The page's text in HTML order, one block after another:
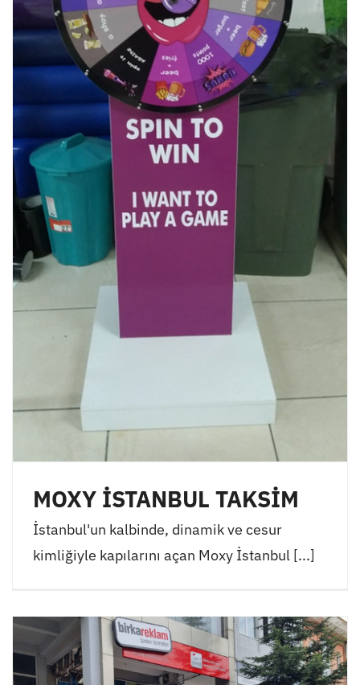
MOXY İSTANBUL TAKSİM
İstanbul'un kalbinde, dinamik ve cesur
kimliğiyle kapılarını açan Moxy İstanbul [...]